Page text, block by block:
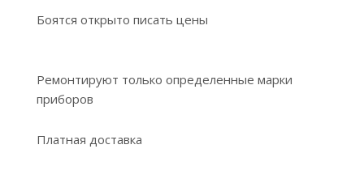
Боятся открыто писать цены
Ремонтируют только определенные марки
приборов
Платная доставка